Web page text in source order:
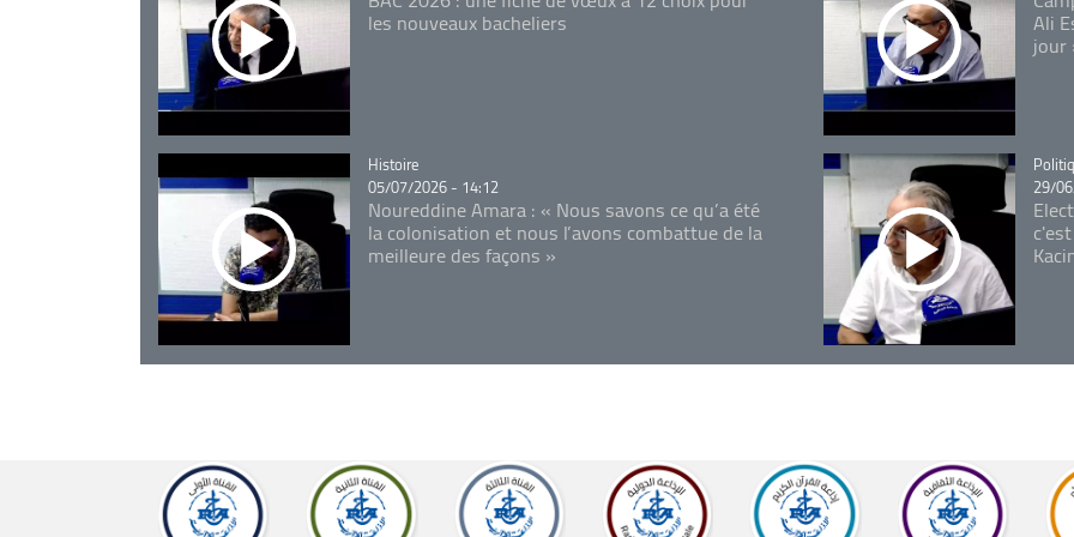
les nouveaux bacheliers Ali
jour
Catégorie
Histoire
05/07/2026 - 14:12
Noureddine Amara : « Nous savons ce qu’a été
la colonisation et nous l’avons combattue de la
meilleure des façons »
29/